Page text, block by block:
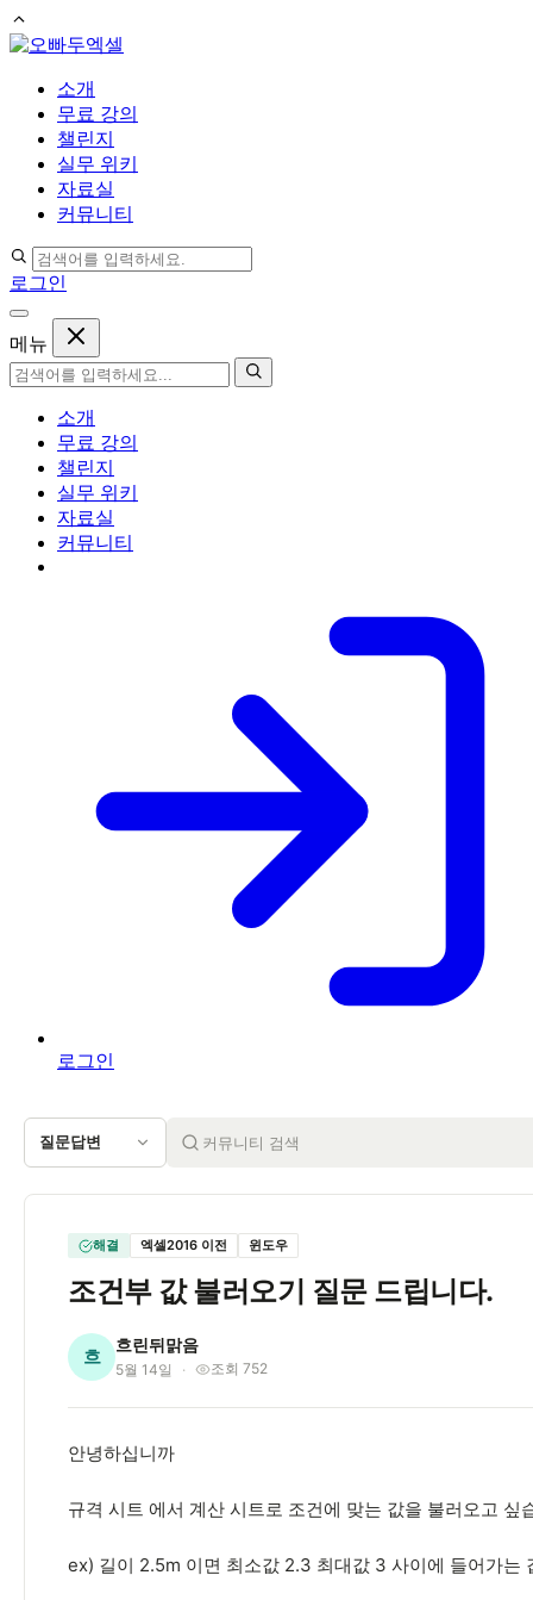
컨
소개
무료 강의
챌린지
실무 위키
자료실
커뮤니티
로그인
메뉴
소개
무료 강의
챌린지
실무 위키
자료실
커뮤니티
로그인
질문답변
해결 엑셀2016 이전 윈도우
조건부 값 불러오기 질문 드립니다.
흐
흐린뒤맑음
5월 14일 조회 752
안녕하십니까
규격 시트 에서 계산 시트로 조건에 맞는 값을 불러오고 싶
ex) 길이 2.5m 이면 최소값 2.3 최대값 3 사이에 들어가는